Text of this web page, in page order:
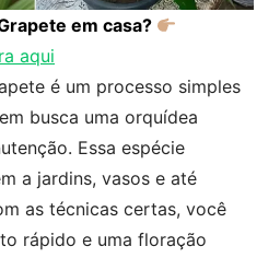
em casa?
aqui
é um processo simples
busca uma orquídea
Essa espécie
a jardins, vasos e até
as técnicas certas, você
rápido e uma floração